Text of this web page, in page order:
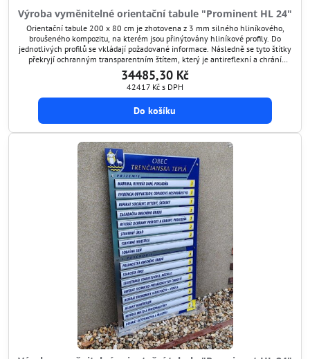
Výroba vyměnitelné orientační tabule "Prominent HL 24"
Orientační tabule 200 x 80 cm je zhotovena z 3 mm silného hliníkového,
broušeného kompozitu, na kterém jsou přinýtovány hliníkové profily. Do
jednotlivých profilů se vkládají požadované informace. Následně se tyto štítky
překryjí ochranným transparentním štítem, který je antireflexní a chrání
grafiku před poškozením. Tímto způsobem si umíte orientační tabuli kdykoli
aktualizovat.
34485,30 Kč
42417 Kč s DPH
Do košíku